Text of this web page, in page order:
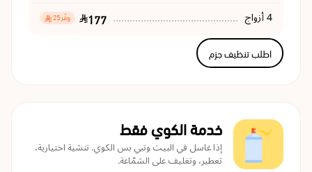
4 أزواج 177 وفّر 25
اطلب تنظيف جزم
خدمة الكوي فقط
إذا غاسل في البيت وتبي بس الكوي. تنشية اختيارية،
تعطير، وتغليف على الشمّاعة.